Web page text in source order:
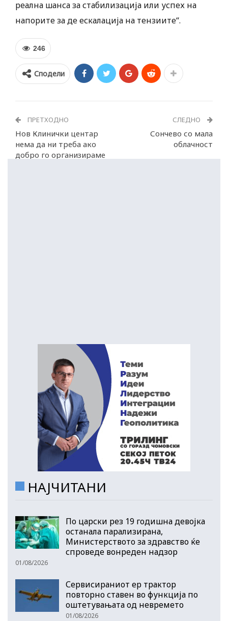
реална шанса за стабилизација или успех на
напорите за де ескалација на тензиите“.
246
Сподели
ПРЕТХОДНО
Нов Клинички центар
нема да ни треба ако
добро го организираме
СЛЕДНО
Сончево со мала
облачност
НАЈЧИТАНИ
По царски рез 19 годишна девојка
останала парализирана,
Министерството за здравство ќе
спроведе вонреден надзор
01/08/2026
Сервисираниот ер трактор
повторно ставен во функција по
оштетувањата од невремето
01/08/2026